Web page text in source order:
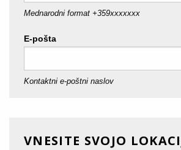
Mednarodni format +359xxxxxxx
E-pošta
Kontaktni e-poštni naslov
VNESITE SVOJO